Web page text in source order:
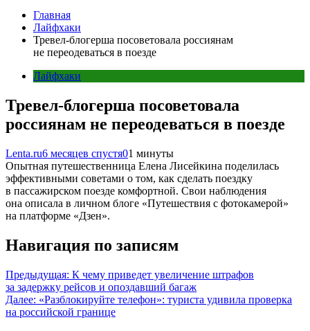
Главная
Лайфхаки
Тревел-блогерша посоветовала россиянам
не переодеваться в поезде
Лайфхаки
Тревел-блогерша посоветовала
россиянам не переодеваться в поезде
Lenta.ru6 месяцев спустя01 минуты
Опытная путешественница Елена Лисейкина поделилась
эффективными советами о том, как сделать поездку
в пассажирском поезде комфортной. Свои наблюдения
она описала в личном блоге «Путешествия с фотокамерой»
на платформе «Дзен».
Навигация по записям
Предыдущая: К чему приведет увеличение штрафов
за задержку рейсов и опоздавший багаж
Далее: «Разблокируйте телефон»: туриста удивила проверка
на российской границе